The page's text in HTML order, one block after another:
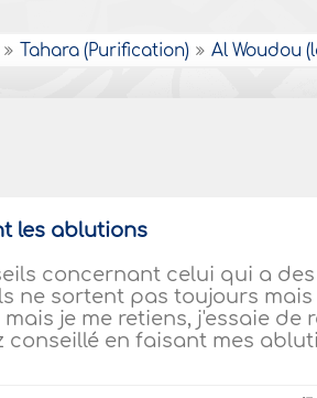
Tahara (Purification) Al Woudou
les ablutions
concernant celui qui a
ne sortent pas toujours
je me retiens, j'essaie de
en faisant mes